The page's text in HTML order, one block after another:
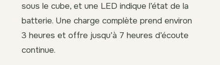
sous le cube, et une LED indique l’état de la
batterie. Une charge complète prend environ
3 heures et offre jusqu’à 7 heures d’écoute
continue.